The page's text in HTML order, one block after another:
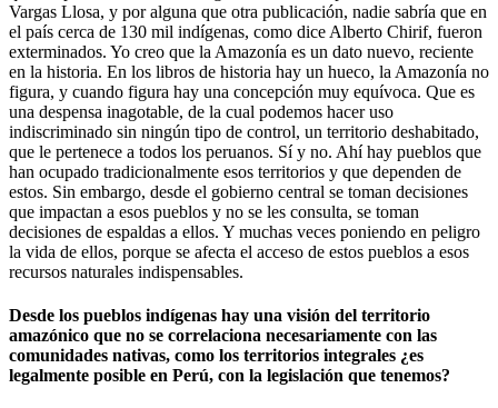
Vargas Llosa, y por alguna que otra publicación, nadie sabría que en
el país cerca de 130 mil indígenas, como dice Alberto Chirif, fueron
exterminados. Yo creo que la Amazonía es un dato nuevo, reciente
en la historia. En los libros de historia hay un hueco, la Amazonía no
figura, y cuando figura hay una concepción muy equívoca. Que es
una despensa inagotable, de la cual podemos hacer uso
indiscriminado sin ningún tipo de control, un territorio deshabitado,
que le pertenece a todos los peruanos. Sí y no. Ahí hay pueblos que
han ocupado tradicionalmente esos territorios y que dependen de
estos. Sin embargo, desde el gobierno central se toman decisiones
que impactan a esos pueblos y no se les consulta, se toman
decisiones de espaldas a ellos. Y muchas veces poniendo en peligro
la vida de ellos, porque se afecta el acceso de estos pueblos a esos
recursos naturales indispensables.
Desde los pueblos indígenas hay una visión del territorio
amazónico que no se correlaciona necesariamente con las
comunidades nativas, como los territorios integrales ¿es
legalmente posible en Perú, con la legislación que tenemos?